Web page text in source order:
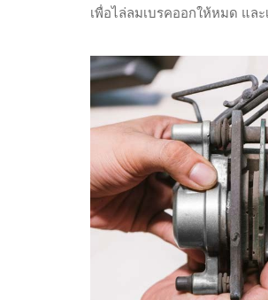
เพื่อไล่ลมเบรคออกให้หมด แล